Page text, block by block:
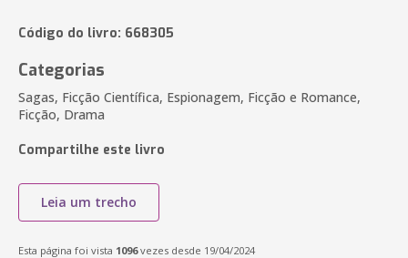
Código do livro: 668305
Categorias
Sagas, Ficção Científica, Espionagem, Ficção e Romance,
Ficção, Drama
Compartilhe este livro
Leia um trecho
Esta página foi vista 1096vezes desde 19/04/2024